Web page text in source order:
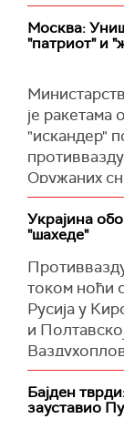
(Украјинска
"Није било
се неки
евакуишу.
Украјински
у складишту
(Reuters,
Москва:
"патриот" и
је ракетама
"искандер"
Оружаних
у Одеској
два лансера
уништавања
преноси
Агенција
станица
(РИА
Украјина
"шахеде"
током ноћи
Русија у
и
Бајден
зауставио